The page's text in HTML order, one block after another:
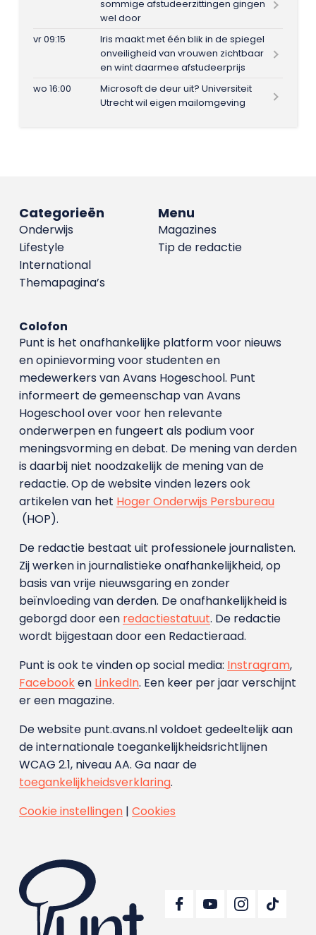
sommige afstudeerzittingen gingen
wel door
vr 09:15
Iris maakt met één blik in de spiegel
onveiligheid van vrouwen zichtbaar
en wint daarmee afstudeerprijs
wo 16:00
Microsoft de deur uit? Universiteit
Utrecht wil eigen mailomgeving
Menu
Magazines
Tip de redactie
Categorieën
Onderwijs
Lifestyle
International
Themapagina’s
Colofon
Punt is het onafhankelijke platform voor nieuws
en opinievorming voor studenten en
medewerkers van Avans Hoge­school. Punt
informeert de gemeenschap van Avans
Hogeschool over voor hen relevante
onderwerpen en fungeert als podium voor
meningsvorming en debat. De mening van derden
is daarbij niet noodzakelijk de mening van de
redactie. Op de website vinden lezers ook
artikelen van het Hoger Onderwijs Persbureau
(HOP).
De redactie bestaat uit professionele journalisten.
Zij werken in journalistieke onafhankelijkheid, op
basis van vrije nieuwsgaring en zonder
beïnvloeding van derden. De onafhankelijkheid is
geborgd door een redactiestatuut. De redactie
wordt bijgestaan door een Redactieraad.
Punt is ook te vinden op social media: Instragram,
Facebooken LinkedIn. Een keer per jaar verschijnt
er een magazine.
De website punt.avans.nl voldoet gedeeltelijk aan
de internationale toegankelijkheidsrichtlijnen
WCAG 2.1, niveau AA. Ga naar de
toegankelijkheidsverklaring.
Cookie instellingen| Cookies